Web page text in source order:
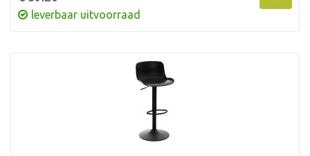
leverbaar uitvoorraad